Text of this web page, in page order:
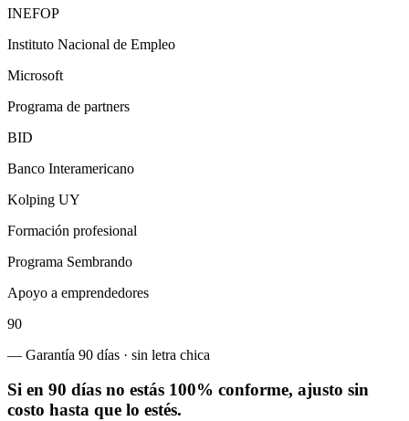
INEFOP
Instituto Nacional de Empleo
Microsoft
Programa de partners
BID
Banco Interamericano
Kolping UY
Formación profesional
Programa Sembrando
Apoyo a emprendedores
90
— Garantía 90 días · sin letra chica
Si en 90 días no estás 100% conforme, ajusto sin
costo hasta que lo estés.